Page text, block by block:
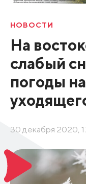
НОВОСТИ
На
слабый
погоды
30 декабря 2020,